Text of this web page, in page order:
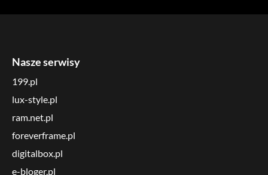
Nasze serwisy
199.pl
lux-style.pl
ram.net.pl
foreverframe.pl
digitalbox.pl
e-bloger.pl